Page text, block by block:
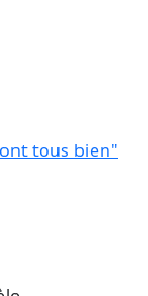
tous bien"